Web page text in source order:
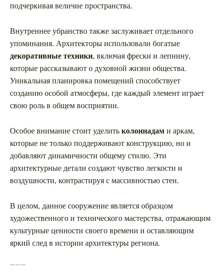
подчеркивая величие пространства.
Внутреннее убранство также заслуживает отдельного
упоминания. Архитекторы использовали богатые
декоративные техники, включая фрески и лепнину,
которые рассказывают о духовной жизни общества.
Уникальная планировка помещений способствует
созданию особой атмосферы, где каждый элемент играет
свою роль в общем восприятии.
Особое внимание стоит уделитьколоннадами аркам,
которые не только поддерживают конструкцию, но и
добавляют динамичности общему стилю. Эти
архитектурные детали создают чувство легкости и
воздушности, контрастируя с массивностью стен.
В целом, данное сооружение является образцом
художественного и технического мастерства, отражающим
культурные ценности своего времени и оставляющим
яркий след в истории архитектуры региона.
Культурное значение для региона